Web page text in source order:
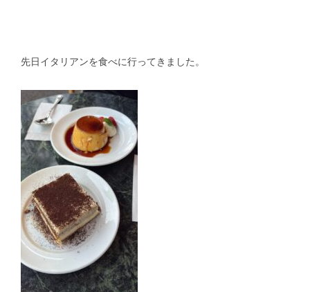
ホーム
先日イタリアンを食べに行ってきました。